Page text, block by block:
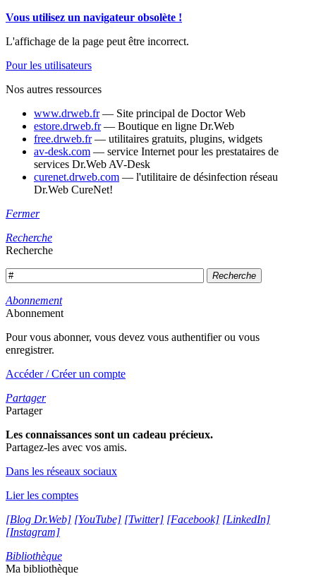
Vous utilisez un navigateur obsolète !
L'affichage de la page peut être incorrect.
Pour les utilisateurs
Nos autres ressources
www.drweb.fr— Site principal de Doctor Web
estore.drweb.fr— Boutique en ligne Dr.Web
free.drweb.fr— utilitaires gratuits, plugins, widgets
av-desk.com — service Internet pour les prestataires de
services Dr.Web AV-Desk
curenet.drweb.com — l'utilitaire de désinfection réseau
Dr.Web CureNet!
Fermer
Recherche
Recherche
Recherche
Abonnement
Abonnement
Pour vous abonner, vous devez vous authentifier ou vous
enregistrer.
Accéder / Créer un compte
Partager
Partager
Les connaissances sont un cadeau précieux.
Partagez-les avec vos amis.
Dans les réseaux sociaux
Lier les comptes
[Blog Dr.Web] [YouTube] [Twitter] [Facebook] [LinkedIn]
[Instagram]
Bibliothèque
Ma bibliothèque